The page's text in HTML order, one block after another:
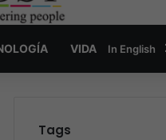
VIDA In English
Tags